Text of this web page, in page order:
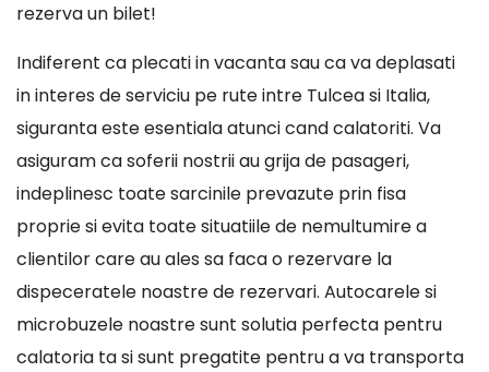
rezerva un bilet!
Indiferent ca plecati in vacanta sau ca va deplasati
in interes de serviciu pe rute intre Tulcea si Italia,
siguranta este esentiala atunci cand calatoriti. Va
asiguram ca soferii nostrii au grija de pasageri,
indeplinesc toate sarcinile prevazute prin fisa
proprie si evita toate situatiile de nemultumire a
clientilor care au ales sa faca o rezervare la
dispeceratele noastre de rezervari. Autocarele si
microbuzele noastre sunt solutia perfecta pentru
calatoria ta si sunt pregatite pentru a va transporta